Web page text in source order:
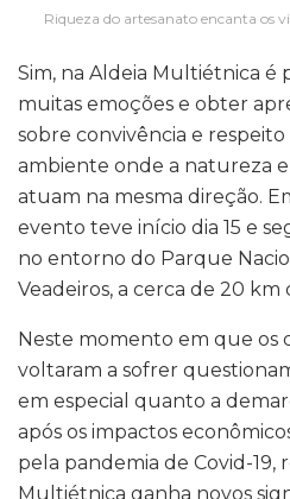
Riqueza do artesanato encanta os
Sim, na Aldeia Multiétnica é
muitas emoções e obter
sobre convivência e
ambiente onde a natureza
atuam na mesma direção.
evento teve início dia 15 e
no entorno do Parque
Veadeiros, a cerca de 20 km
Neste momento em que os
voltaram a sofrer
em especial quanto a
após os impactos
pela pandemia de Covid-19,
Multiétnica ganha novos